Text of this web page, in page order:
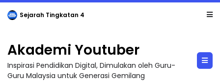
Sejarah Tingkatan 4
Akademi Youtuber
Inspirasi Pendidikan Digital, Dimulakan oleh Guru-
Guru Malaysia untuk Generasi Gemilang